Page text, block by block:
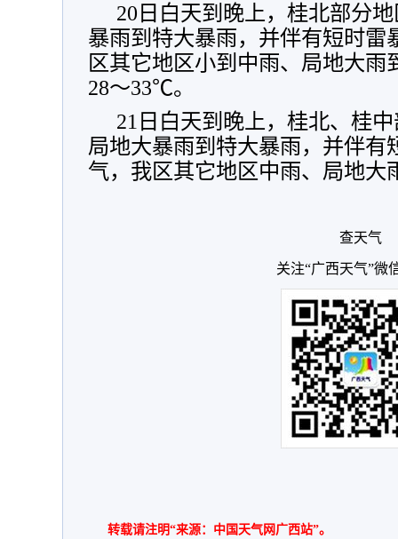
20日白天到晚上，桂北部分
暴雨到特大暴雨，并伴有短时雷
区其它地区小到中雨、局地大雨
28～33℃。
21日白天到晚上，桂北、桂
局地大暴雨到特大暴雨，并伴有
气，我区其它地区中雨、局地大
查天气
关注“广西天气”微
转载请注明“来源：中国天气网广西站”。